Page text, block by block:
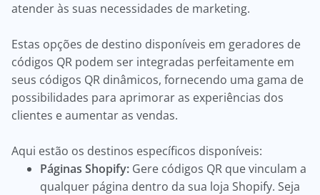
atender às suas necessidades de marketing.
Estas opções de destino disponíveis em geradores de
códigos QR podem ser integradas perfeitamente em
seus códigos QR dinâmicos, fornecendo uma gama de
possibilidades para aprimorar as experiências dos
clientes e aumentar as vendas.
Aqui estão os destinos específicos disponíveis:
Páginas Shopify: Gere códigos QR que vinculam a
qualquer página dentro da sua loja Shopify. Seja